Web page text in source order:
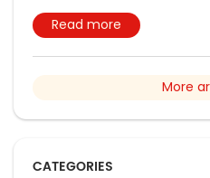
Read more
More
CATEGORIES